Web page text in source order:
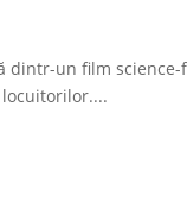
un film